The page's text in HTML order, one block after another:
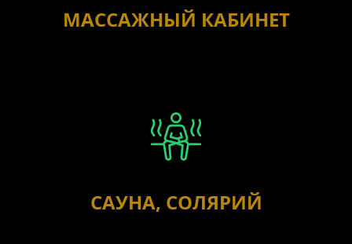
МАССАЖНЫЙ КАБИНЕТ
САУНА, СОЛЯРИЙ